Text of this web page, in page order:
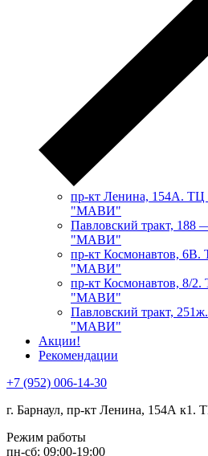
пр-кт Ленина, 154А. ТЦ
"МАВИ"
​Павловский тракт,
"МАВИ"
пр-кт Космонавтов,
"МАВИ"
пр-кт Космонавтов, 8/
"МАВИ"
Павловский тракт,
"МАВИ"
Акции!
Рекомендации
+7 (952) 006-14-30
г. Барнаул, пр-кт Ленина, 154А к1.
Режим работы
пн-сб: 09:00-19:00